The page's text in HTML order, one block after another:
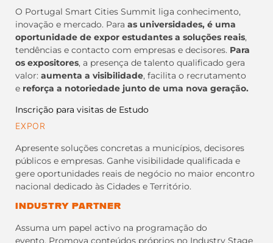
O Portugal Smart Cities Summit liga conhecimento,
inovação e mercado. Para as universidades, é uma
oportunidade de expor estudantes a soluções reais,
tendências e contacto com empresas e decisores. Para
os expositores, a presença de talento qualificado gera
valor: aumenta a visibilidade, facilita o recrutamento
e reforça a notoriedade junto de uma nova geração.
Inscrição para visitas de Estudo
EXPOR
Apresente soluções concretas a municípios, decisores
públicos e empresas. Ganhe visibilidade qualificada e
gere oportunidades reais de negócio no maior encontro
nacional dedicado às Cidades e Território.
INDUSTRY PARTNER
Assuma um papel activo na programação do
evento. Promova conteúdos próprios no Industry Stage